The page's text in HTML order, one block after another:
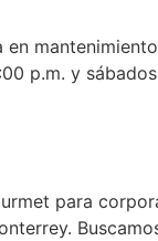
en mantenimiento
p.m. y
para